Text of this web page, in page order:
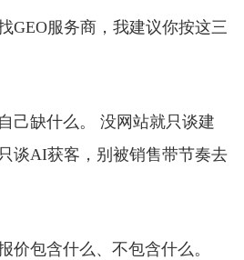
服务商，我建议你按这三
缺什么。 没网站就只谈建
谈AI获客，别被销售带节奏去
包含什么、不包含什么。